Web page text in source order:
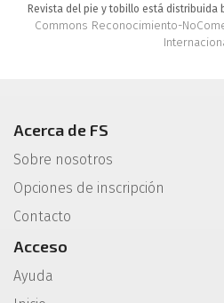
Revista del pie y tobillo está distribuida
Commons Reconocimiento-
Acerca de FS
Sobre nosotros
Opciones de inscripción
Contacto
Acceso
Ayuda